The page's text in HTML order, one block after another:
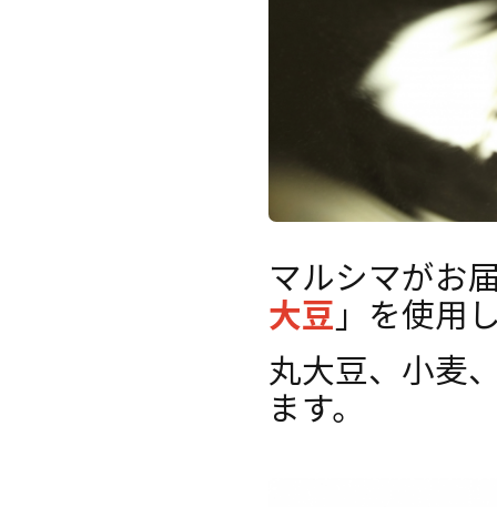
マルシマがお
大豆 」を使用
丸大豆、小麦
ます。